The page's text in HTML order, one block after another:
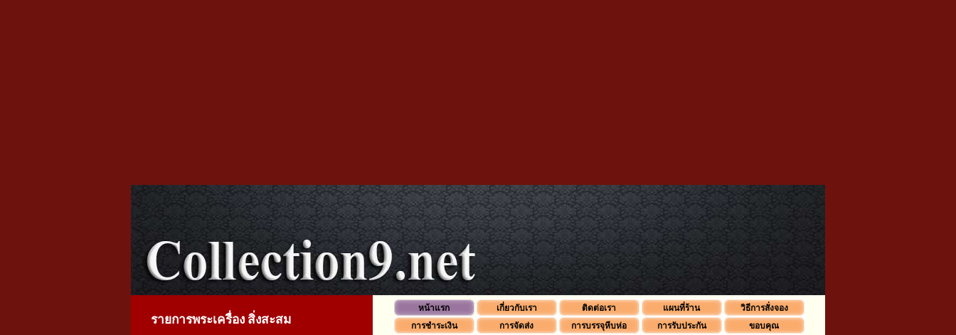
รายการพระเครื่อง สิ่งสะสม
หน้าแรก เกี่ยวกับเรา ติดต่อเรา แผนที่ร้าน
วิธีการสั่งจอง
การชำระเงิน
การจัดส่ง การบรรจุหีบห่อ การรับประกัน ขอบคุณ